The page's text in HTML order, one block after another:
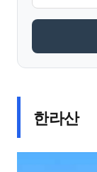
한라산